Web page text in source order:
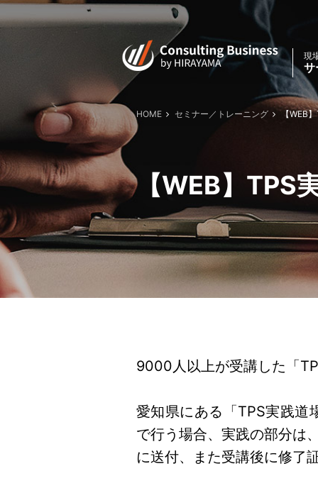
現
サ
【WEB】TPS
HOME セミナー／トレーニング 【WEB
9000人以上が受講した「
愛知県にある「TPS実践道
で行う場合、実践の部分は
に送付、また受講後に修了